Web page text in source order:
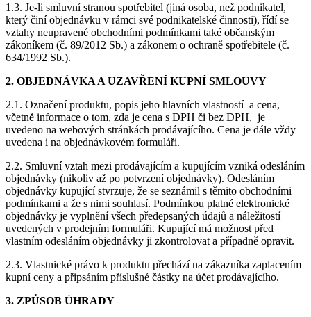
1.3. Je-li smluvní stranou spotřebitel (jiná osoba, než podnikatel,
který činí objednávku v rámci své podnikatelské činnosti), řídí se
vztahy neupravené obchodními podmínkami také občanským
zákoníkem (č. 89/2012 Sb.) a zákonem o ochraně spotřebitele (č.
634/1992 Sb.).
2. OBJEDNÁVKA A UZAVŘENÍ KUPNÍ SMLOUVY
2.1. Označení produktu, popis jeho hlavních vlastností a cena,
včetně informace o tom, zda je cena s DPH či bez DPH, je
uvedeno na webových stránkách prodávajícího. Cena je dále vždy
uvedena i na objednávkovém formuláři.
2.2. Smluvní vztah mezi prodávajícím a kupujícím vzniká odesláním
objednávky (nikoliv až po potvrzení objednávky). Odesláním
objednávky kupující stvrzuje, že se seznámil s těmito obchodními
podmínkami a že s nimi souhlasí. Podmínkou platné elektronické
objednávky je vyplnění všech předepsaných údajů a náležitostí
uvedených v prodejním formuláři. Kupující má možnost před
vlastním odesláním objednávky ji zkontrolovat a případně opravit.
2.3. Vlastnické právo k produktu přechází na zákazníka zaplacením
kupní ceny a připsáním příslušné částky na účet prodávajícího.
3. ZPŮSOB ÚHRADY